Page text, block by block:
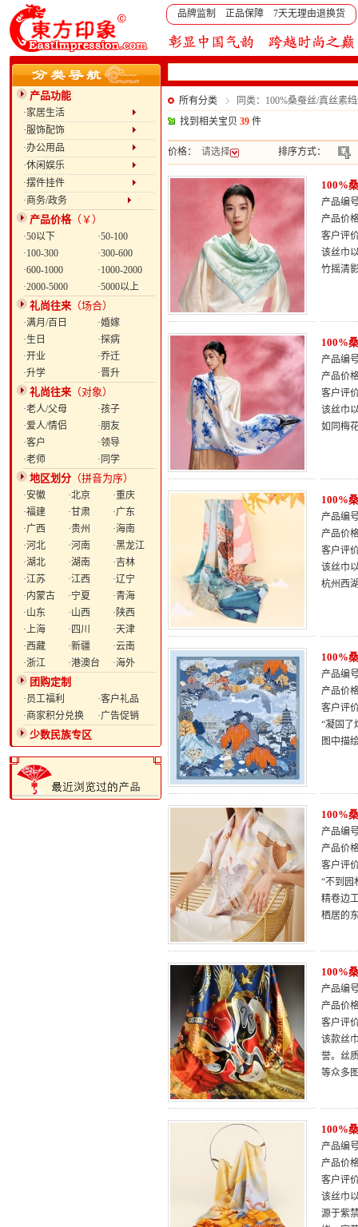
品牌监制 正品保障 7天无理由退换货
产品功能
·家居生活
·服饰配饰
·办公用品
·休闲娱乐
·摆件挂件
·商务/政务
产品价格（￥）
·50以下
·50-100
·100-300
·300-600
·600-1000
·1000-2000
·2000-5000
·5000以上
礼尚往来 （场合）
·满月/百日
·婚嫁
·生日
·探病
·开业
·乔迁
·升学
·晋升
礼尚往来 （对象）
·老人/父母
·孩子
·爱人/情侣
·朋友
·客户
·领导
·老师
·同学
地区划分 （拼音为序）
·安徽 ·北京
·重庆
·福建
·甘肃
·广东
·广西
·贵州
·海南
·河北
·河南
·黑龙江
·湖北
·湖南
·吉林
·江苏
·江西
·辽宁
·内蒙古
·宁夏
·青海
·山东
·山西
·陕西
·上海
·四川
·天津
·西藏
·新疆
·云南
·浙江
·港澳台 ·海外
团购定制
·员工福利
·客户礼品
·商家积分兑换
·广告促销
少数民族专区
所有分类
同类：100%桑蚕丝/真丝素
找到相关宝贝 39 件
价格： 请选择 排序方式：
100%
产品编
产品价
客户评
该丝巾
竹摇清
100%
产品编
产品价
客户评
该丝巾
如同梅
100%
产品编
产品价
客户评
该丝巾
杭州西
100%
产品编
产品价
客户评
“凝固了
图中描
100%
产品编
产品价
客户评
“不到园
精卷边
栖居的
100%
产品编
产品价
客户评
该款丝
誉。丝
等众多
100%
产品编
产品价
客户评
该丝巾
源于紫